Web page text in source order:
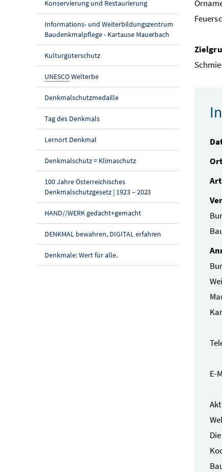
Konservierung und Restaurierung
Informations- und Weiterbildungszentrum
Baudenkmalpflege - Kartause Mauerbach
Kulturgüterschutz
UNESCOWelterbe
Denkmalschutzmedaille
Tag des Denkmals
Lernort Denkmal
Denkmalschutz = Klimaschutz
100 Jahre Österreichisches
Denkmalschutzgesetz | 1923 – 2023
HAND//WERK gedacht+gemacht
DENKMAL bewahren, DIGITAL erfahren
Denkmale: Wert für alle.
E-